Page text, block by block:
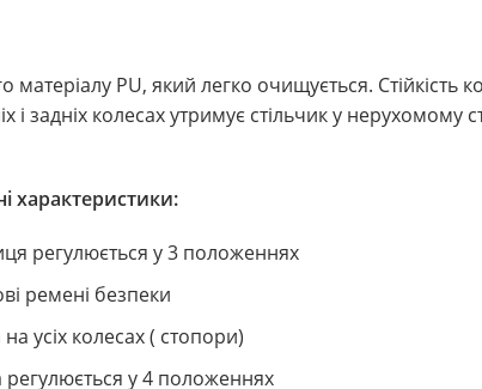
PU, який легко очищується. Стійкість
і задніх колесах утримує стільчик у нерухомому
характеристики:
регулюється у 3 положеннях
ремені безпеки
усіх колесах ( стопори)
регулюється у 4 положеннях